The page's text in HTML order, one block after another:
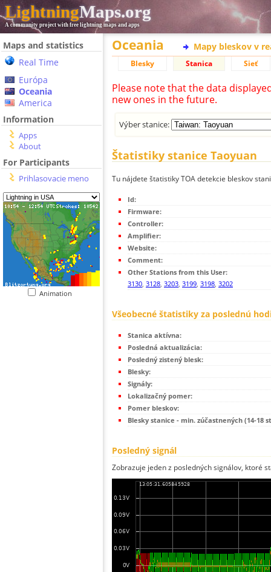
LightningMaps.org
A community project with free lightning maps and apps
Maps and statistics
Real Time
Európa
Oceania
America
Information
Apps
About
For Participants
Prihlasovacie meno
Animation
Oceania Mapy bleskov v
Blesky Stanica Sieť
Please note that the data
new ones in the future.
Výber stanice:
Štatistiky stanice Taoyuan
Tu nájdete štatistiky TOA detekcie bleskov
Id:
Firmware:
Controller:
Amplifier:
Website:
Comment:
Other Stations from this User:
3130, 3128, 3203, 3199, 3198, 3202
Všeobecné štatistiky za poslednú
Stanica aktívna:
Posledná aktualizácia:
Posledný zistený blesk:
Blesky:
Signály:
Lokalizačný pomer:
Pomer bleskov:
Blesky stanice - min. zúčastnených (14-18
Posledný signál
Zobrazuje jeden z posledných signálov, ktoré